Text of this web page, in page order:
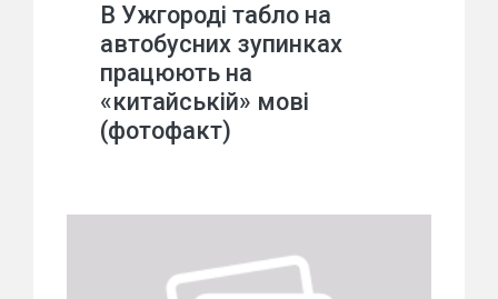
В Ужгороді табло на
автобусних зупинках
працюють на
«китайській» мові
(фотофакт)